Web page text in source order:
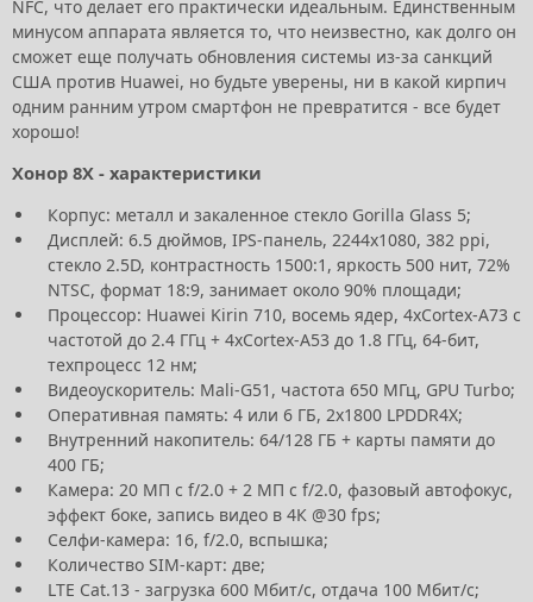
NFC, что делает его практически идеальным. Единственным
минусом аппарата является то, что неизвестно, как долго он
сможет еще получать обновления системы из-за санкций
США против Huawei, но будьте уверены, ни в какой кирпич
одним ранним утром смартфон не превратится - все будет
хорошо!
Хонор 8Х - характеристики
Корпус: металл и закаленное стекло Gorilla Glass 5;
Дисплей: 6.5 дюймов, IPS-панель, 2244х1080, 382 ppi,
стекло 2.5D, контрастность 1500:1, яркость 500 нит, 72%
NTSC, формат 18:9, занимает около 90% площади;
Процессор: Huawei Kirin 710, восемь ядер, 4хCortex-A73 с
частотой до 2.4 ГГц + 4хCortex-A53 до 1.8 ГГц, 64-бит,
техпроцесс 12 нм;
Видеоускоритель: Mali-G51, частота 650 МГц, GPU Turbo;
Оперативная память: 4 или 6 ГБ, 2х1800 LPDDR4X;
Внутренний накопитель: 64/128 ГБ + карты памяти до
400 ГБ;
Камера: 20 МП c f/2.0 + 2 МП с f/2.0, фазовый автофокус,
эффект боке, запись видео в 4К @30 fps;
Селфи-камера: 16, f/2.0, вспышка;
Количество SIM-карт: две;
LTE Cat.13 - загрузка 600 Мбит/с, отдача 100 Мбит/с;